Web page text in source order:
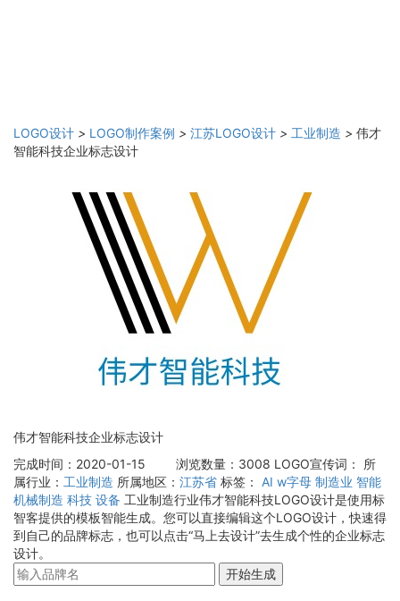
LOGO设计 > LOGO制作案例 > 江苏LOGO设计 > 工业制造 > 伟才
智能科技企业标志设计
伟才智能科技企业标志设计
完成时间：2020-01-15
浏览数量：3008 LOGO宣传词：
所
属行业： 工业制造 所属地区： 江苏省 标签： AI w字母 制造业 智能
机械制造 科技 设备 工业制造行业伟才智能科技LOGO设计是使用标
智客提供的模板智能生成。您可以直接编辑这个LOGO设计，快速得
到自己的品牌标志，也可以点击“马上去设计”去生成个性的企业标志
设计。
开始生成